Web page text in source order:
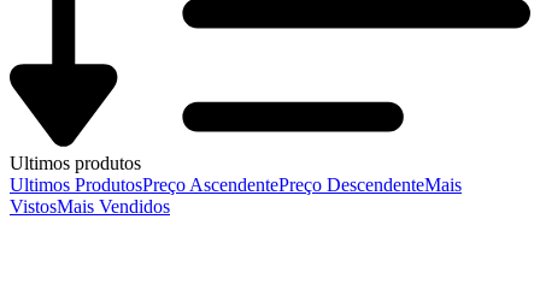
Ultimos produtos
Ultimos ProdutosPreço AscendentePreço DescendenteMais
VistosMais Vendidos